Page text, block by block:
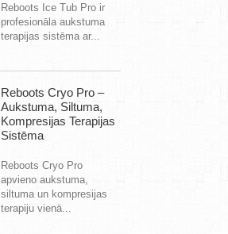
Reboots Ice Tub Pro ir
profesionāla aukstuma
terapijas sistēma ar...
Reboots Cryo Pro –
Aukstuma, Siltuma,
Kompresijas Terapijas
Sistēma
Reboots Cryo Pro
apvieno aukstuma,
siltuma un kompresijas
terapiju vienā...